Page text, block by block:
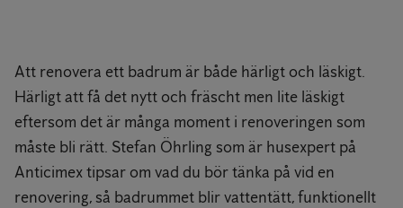
Att renovera ett badrum är både härligt och läskigt.
Härligt att få det nytt och fräscht men lite läskigt
eftersom det är många moment i renoveringen som
måste bli rätt. Stefan Öhrling som är husexpert på
Anticimex tipsar om vad du bör tänka på vid en
renovering, så badrummet blir vattentätt, funktionellt